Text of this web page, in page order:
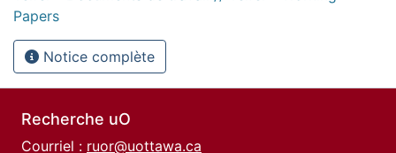
Papers
Notice complète
Recherche uO
Courriel : ruor@uottawa.ca